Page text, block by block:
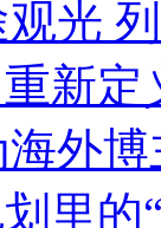
光
新
外博
里的